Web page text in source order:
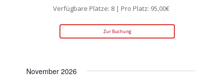
Verfügbare Plätze: 8 | Pro Platz: 95,00€
Zur Buchung
November 2026